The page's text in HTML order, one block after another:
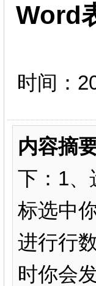
Word
时间：
内容摘
下：1、
标选中
进行行
时你会